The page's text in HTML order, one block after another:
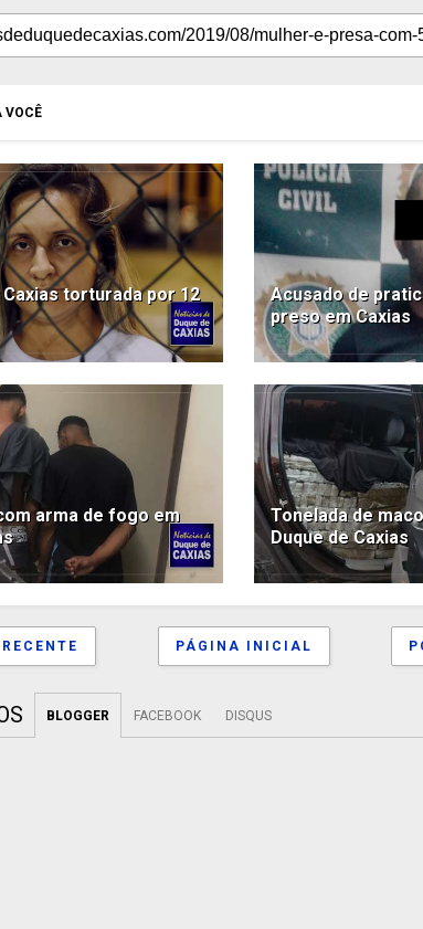
VOCÊ
torturada por 12
Acusado de
preso em Caxias
arma de fogo em
Tonelada de
Duque de Caxias
PÁGINA INICIAL
BLOGGER FACEBOOK DISQUS